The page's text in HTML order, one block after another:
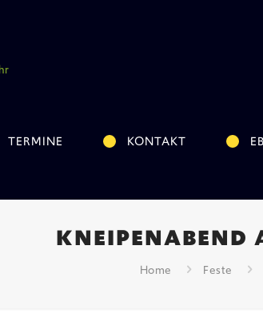
TERMINE KONTAKT
Home Feste